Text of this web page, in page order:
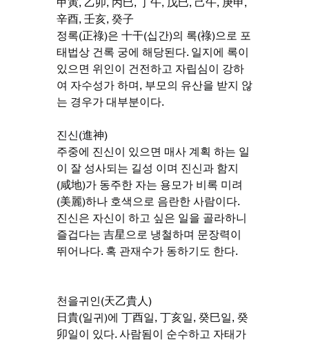
甲寅, 乙卯, 丙巳, 丁午, 戊巳, 己午, 庚申,
辛酉, 壬亥, 癸子
정록(正祿)은 十干(십간)의 록(祿)으로 포
태법상 건록 궁에 해당된다. 일지에 록이
있으면 위인이 건전하고 자립심이 강하
여 자수성가 하며, 부모의 유산을 받지 않
는 경우가 대부분이다.
진신(進神)
주중에 진신이 있으면 매사 계획 하는 일
이 잘 성사되는 길성 이며 진신과 함지
(咸地)가 동주한 자는 용모가 비록 미려
(美麗)하나 호색으로 음란한 사람이다.
진신은 자신이 하고 싶은 일을 골라하니
즐겁다는 吉星으로 냉철하며 문장력이
뛰어나다. 혹 관재수가 동하기도 한다.
천을귀인(天乙貴人)
日貴(일귀)에 丁酉일, 丁亥일, 癸巳일, 癸
卯일이 있다. 사람됨이 순수하고 자태가